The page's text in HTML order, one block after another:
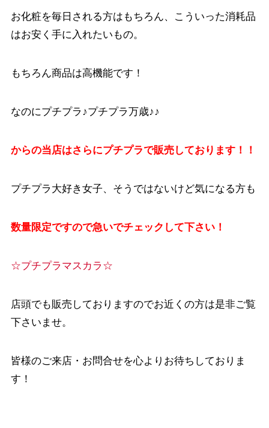
お化粧を毎日される方はもちろん、こういった消耗品
はお安く手に入れたいもの。
もちろん商品は高機能です！
なのにプチプラ♪プチプラ万歳♪♪
からの当店はさらにプチプラで販売しております！！
プチプラ大好き女子、そうではないけど気になる方も
数量限定ですので急いでチェックして下さい！
☆プチプラマスカラ☆
店頭でも販売しておりますのでお近くの方は是非ご覧
下さいませ。
皆様のご来店・お問合せを心よりお待ちしておりま
す！